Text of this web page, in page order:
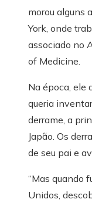
morou alguns
York, onde
associado no
of Medicine.
Na época, ele
queria
derrame, a
Japão. Os
de seu pai e
“Mas quando
Unidos,